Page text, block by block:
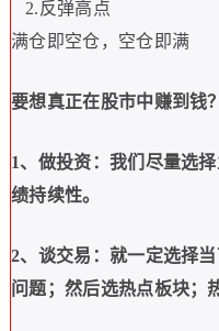
2. 反弹高点
满仓即空仓，空仓即满
要想真正在股市中赚到钱？
1、做投资：我们尽量选
绩持续性。
2、谈交易：就一定选择
问题；然后选热点板块；